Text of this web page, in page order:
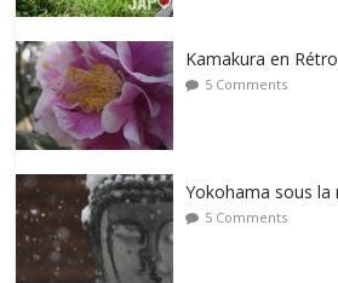
Kamakura en
5 Comments
Yokohama sous la
5 Comments